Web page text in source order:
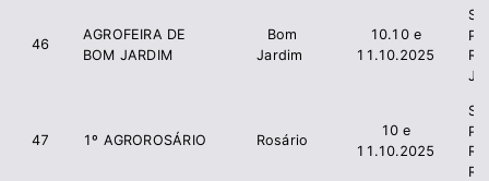
46
AGROFEIRA DE
BOM JARDIM
Bom
Jardim
10.10 e
11.10.2025
47 1º AGROROSÁRIO Rosário
10 e
11.10.2025